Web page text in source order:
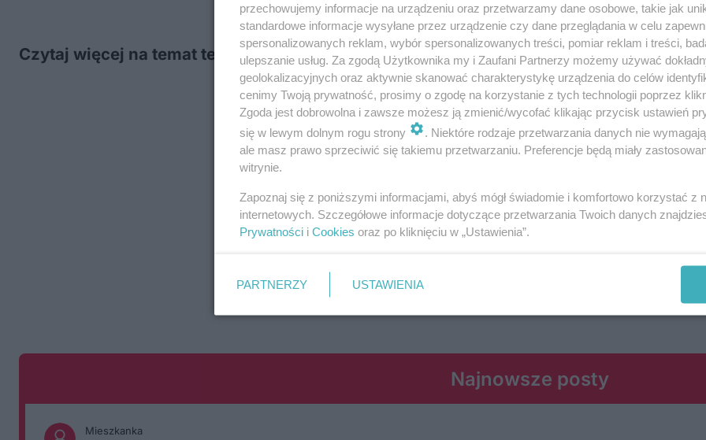
Czytaj więcej na temat tego zdarzenia:Sobieszczany Kolonia: Zderzenie dwóch
Najnowsze posty
Mieszkanka
przechowujemy informacje na urządzeniu oraz przetwarzamy dane osobowe, takie jak
standardowe informacje wysyłane przez urządzenie czy dane przeglądania w celu
spersonalizowanych reklam, wybór spersonalizowanych treści, pomiar reklam i treści,
ulepszanie usług. Za zgodą Użytkownika my i Zaufani Partnerzy możemy używać
geolokalizacyjnych oraz aktywnie skanować charakterystykę urządzenia do celów
cenimy Twoją prywatność, prosimy o zgodę na korzystanie z tych technologii poprzez
Zgoda jest dobrowolna i zawsze możesz ją zmienić/wycofać klikając przycisk ustawień
się w lewym dolnym rogu strony
. Niektóre rodzaje przetwarzania danych nie
ale masz prawo sprzeciwić się takiemu przetwarzaniu. Preferencje będą miały
witrynie.
Zapoznaj się z poniższymi informacjami, abyś mógł świadomie i komfortowo korzystać z
internetowych. Szczegółowe informacje dotyczące przetwarzania Twoich danych
Prywatności i Cookies oraz po kliknięciu w „Ustawienia”.
PARTNERZY USTAWIENIA